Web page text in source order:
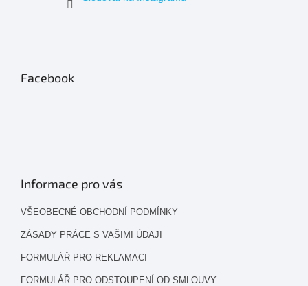
Facebook
Informace pro vás
VŠEOBECNÉ OBCHODNÍ PODMÍNKY
ZÁSADY PRÁCE S VAŠIMI ÚDAJI
FORMULÁŘ PRO REKLAMACI
FORMULÁŘ PRO ODSTOUPENÍ OD SMLOUVY